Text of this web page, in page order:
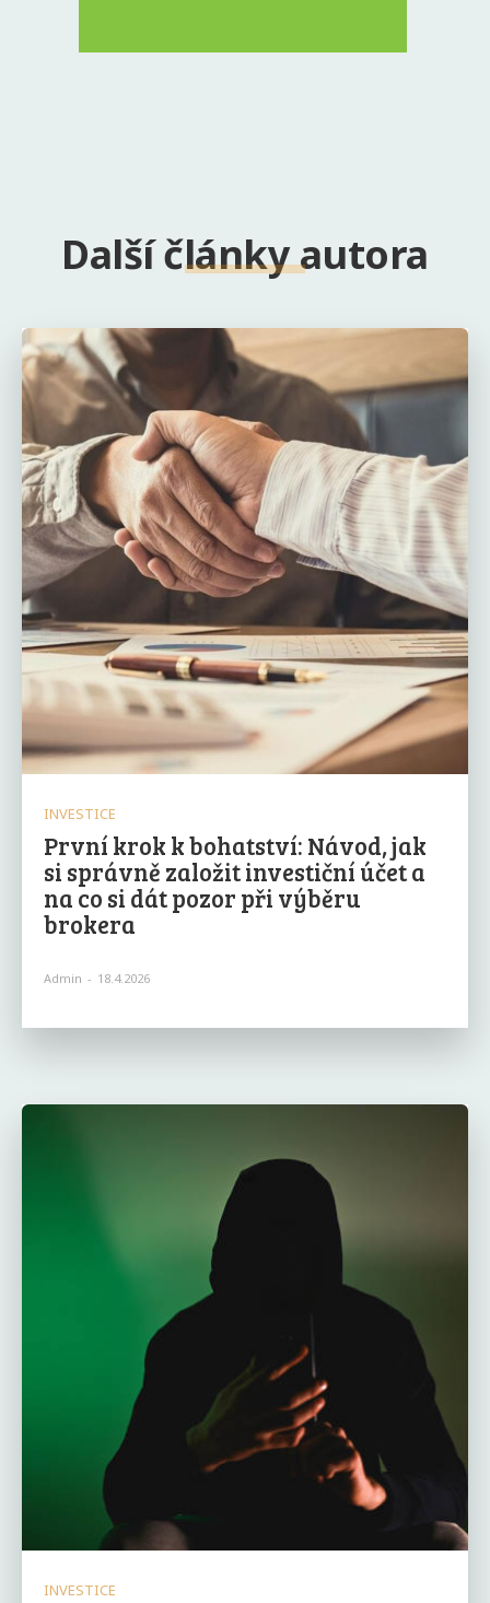
Další články autora
INVESTICE
První krok k bohatství: Návod, jak
si správně založit investiční účet a
na co si dát pozor při výběru
brokera
Admin - 18.4.2026
INVESTICE